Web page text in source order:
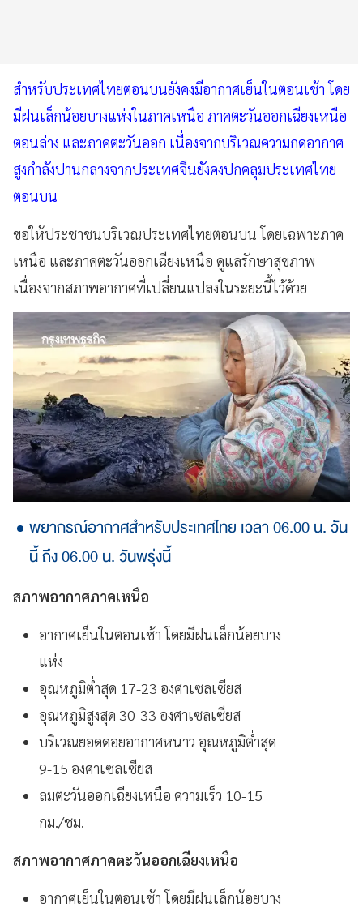
สำหรับประเทศไทยตอนบนยังคงมีอากาศเย็นในตอนเช้า โดย
มีฝนเล็กน้อยบางแห่งในภาคเหนือ ภาคตะวันออกเฉียงเหนือ
ตอนล่าง และภาคตะวันออก เนื่องจากบริเวณความกดอากาศ
สูงกำลังปานกลางจากประเทศจีนยังคงปกคลุมประเทศไทย
ตอนบน
ขอให้ประชาชนบริเวณประเทศไทยตอนบน โดยเฉพาะภาค
เหนือ และภาคตะวันออกเฉียงเหนือ ดูแลรักษาสุขภาพ
เนื่องจากสภาพอากาศที่เปลี่ยนแปลงในระยะนี้ไว้ด้วย
พยากรณ์อากาศสำหรับประเทศไทย เวลา 06.00 น. วัน
นี้ ถึง 06.00 น. วันพรุ่งนี้
สภาพอากาศภาคเหนือ
อากาศเย็นในตอนเช้า โดยมีฝนเล็กน้อยบาง
แห่ง
อุณหภูมิต่ำสุด 17-23 องศาเซลเซียส
อุณหภูมิสูงสุด 30-33 องศาเซลเซียส
บริเวณยอดดอยอากาศหนาว อุณหภูมิต่ำสุด
9-15 องศาเซลเซียส
ลมตะวันออกเฉียงเหนือ ความเร็ว 10-15
กม./ชม.
สภาพอากาศภาคตะวันออกเฉียงเหนือ
อากาศเย็นในตอนเช้า โดยมีฝนเล็กน้อยบาง